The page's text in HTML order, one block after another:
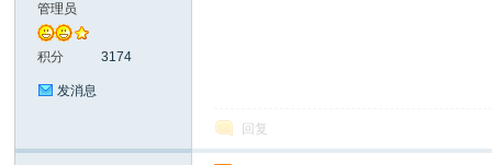
管理员
积分 3174
发消息
回复